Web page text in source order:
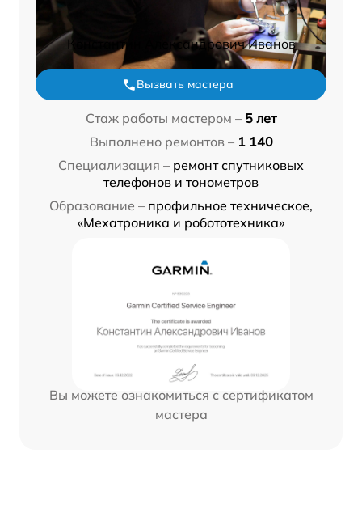
Константин Александрович Иванов
Вызвать мастера
Стаж работы мастером – 5 лет
Выполнено ремонтов – 1 140
Специализация – ремонт спутниковых
телефонов и тонометров
Образование – профильное техническое,
«Мехатроника и робототехника»
Вы можете ознакомиться с сертификатом
мастера